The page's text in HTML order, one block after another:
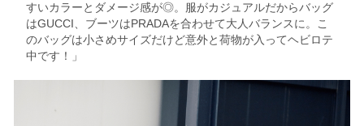
すいカラーとダメージ感が◎。服がカジュアルだからバッグ
はGUCCI、ブーツはPRADAを合わせて大人バランスに。こ
のバッグは小さめサイズだけど意外と荷物が入ってヘビロテ
中です！」